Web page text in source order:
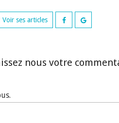
Voir ses articles
nous votre